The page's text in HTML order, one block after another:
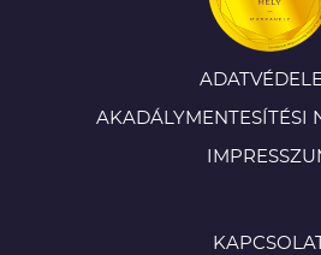
AKADÁLYMENTESÍTÉSI
KAPCSOLAT